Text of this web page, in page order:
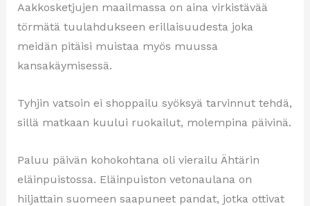
Aakkosketjujen maailmassa on aina virkistävää
törmätä tuulahdukseen erillaisuudesta joka
meidän pitäisi muistaa myös muussa
kansakäymisessä.
Tyhjin vatsoin ei shoppailu syöksyä tarvinnut tehdä,
sillä matkaan kuului ruokailut, molempina päivinä.
Paluu päivän kohokohtana oli vierailu Ähtärin
eläinpuistossa. Eläinpuiston vetonaulana on
hiljattain suomeen saapuneet pandat, jotka ottivat